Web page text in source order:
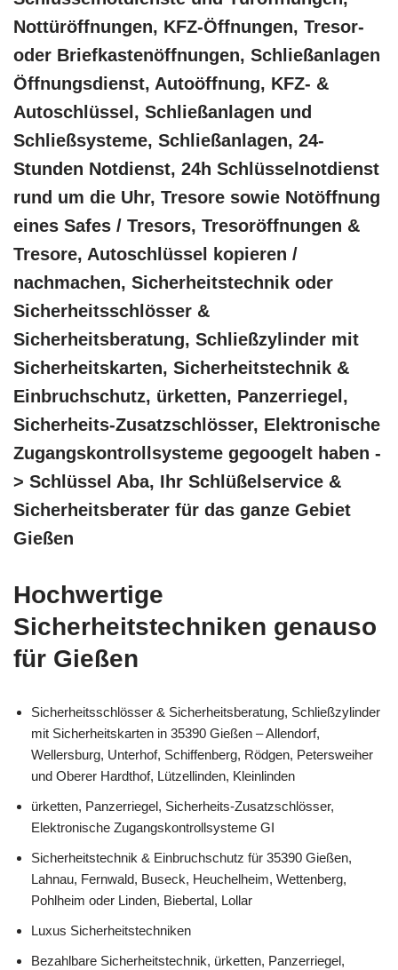
Nottüröffnungen, KFZ-Öffnungen, Tresor-
oder Briefkastenöffnungen, Schließanlagen
Öffnungsdienst, Autoöffnung, KFZ- &
Autoschlüssel, Schließanlagen und
Schließsysteme, Schließanlagen, 24-
Stunden Notdienst, 24h Schlüsselnotdienst
rund um die Uhr, Tresore sowie Notöffnung
eines Safes / Tresors, Tresoröffnungen &
Tresore, Autoschlüssel kopieren /
nachmachen, Sicherheitstechnik oder
Sicherheitsschlösser &
Sicherheitsberatung, Schließzylinder mit
Sicherheitskarten, Sicherheitstechnik &
Einbruchschutz, ürketten, Panzerriegel,
Sicherheits-Zusatzschlösser, Elektronische
Zugangskontrollsysteme gegoogelt haben -
> Schlüssel Aba, Ihr Schlüßelservice &
Sicherheitsberater für das ganze Gebiet
Gießen
Hochwertige
Sicherheitstechniken genauso
für Gießen
Sicherheitsschlösser & Sicherheitsberatung, Schließzylinder
mit Sicherheitskarten in 35390 Gießen – Allendorf,
Wellersburg, Unterhof, Schiffenberg, Rödgen, Petersweiher
und Oberer Hardthof, Lützellinden, Kleinlinden
ürketten, Panzerriegel, Sicherheits-Zusatzschlösser,
Elektronische Zugangskontrollsysteme GI
Sicherheitstechnik & Einbruchschutz für 35390 Gießen,
Lahnau, Fernwald, Buseck, Heuchelheim, Wettenberg,
Pohlheim oder Linden, Biebertal, Lollar
Luxus Sicherheitstechniken
Bezahlbare Sicherheitstechnik, ürketten, Panzerriegel,